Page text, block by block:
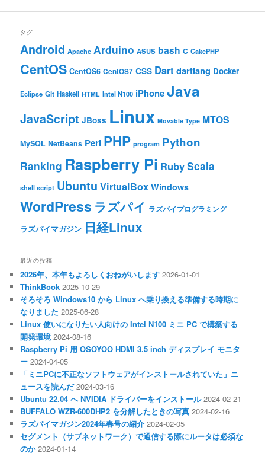
タグ
Android Apache Arduino ASUS bash C CakePHP
CentOS CentOS6 CentOS7 CSS Dart dartlang Docker
Eclipse Git Haskell HTML Intel N100 iPhoneJava
JavaScript JBoss Linux Movable Type MTOS
MySQL NetBeans Perl PHP program Python
Ranking Raspberry Pi RubyScala
shell script Ubuntu VirtualBox Windows
WordPress ラズパイ ラズパイプログラミング
ラズパイマガジン 日経Linux
最近の投稿
2026年、本年もよろしくおねがいします 2026-01-01
ThinkBook 2025-10-29
そろそろ Windows10 から Linux へ乗り換える準備する時期に
なりました 2025-06-28
Linux 使いになりたい人向けの Intel N100 ミニ PC で構築する
開発環境 2024-08-16
Raspberry Pi 用 OSOYOO HDMI 3.5 inch ディスプレイ モニタ
ー 2024-04-05
「ミニPCに不正なソフトウェアがインストールされていた」ニ
ュースを読んだ 2024-03-16
Ubuntu 22.04 へ NVIDIA ドライバーをインストール 2024-02-21
BUFFALO WZR-600DHP2 を分解したときの写真 2024-02-16
ラズパイマガジン2024年春号の紹介 2024-02-05
セグメント（サブネットワーク）で通信する際にルータは必須な
のか 2024-01-14